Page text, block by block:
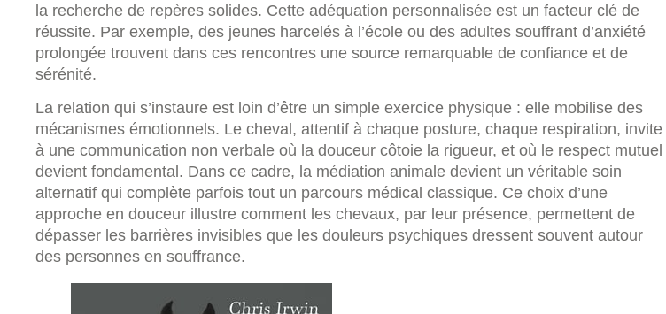
la recherche de repères solides. Cette adéquation personnalisée est un facteur clé de
réussite. Par exemple, des jeunes harcelés à l’école ou des adultes souffrant d’anxiété
prolongée trouvent dans ces rencontres une source remarquable de confiance et de
sérénité.
La relation qui s’instaure est loin d’être un simple exercice physique : elle mobilise des
mécanismes émotionnels. Le cheval, attentif à chaque posture, chaque respiration, invite
à une communication non verbale où la douceur côtoie la rigueur, et où le respect mutuel
devient fondamental. Dans ce cadre, la médiation animale devient un véritable soin
alternatif qui complète parfois tout un parcours médical classique. Ce choix d’une
approche en douceur illustre comment les chevaux, par leur présence, permettent de
dépasser les barrières invisibles que les douleurs psychiques dressent souvent autour
des personnes en souffrance.